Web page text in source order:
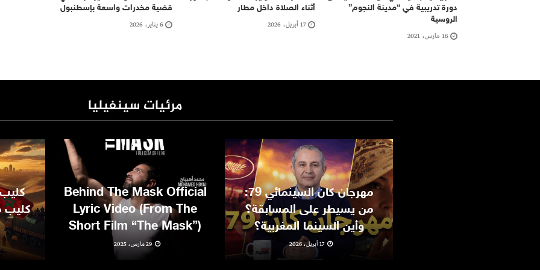
دورة تدريبية في “مدينة النجوم”
الروسية
16 مارس، 2021
أثناء الصلاة داخل مطار
17 أبريل، 2026
قضية مخدرات واسعة بإسطنبول
6 يناير، 2026
مرئيات سينفيليا
مهرجان كان السينمائي 79:
من يسيطر على المسابقة؟
وأين السينما المغربية؟
17 أبريل، 2026
Behind The Mask Official
Lyric Video (From The
Short Film “The Mask”)
29 مارس، 2025
كليب